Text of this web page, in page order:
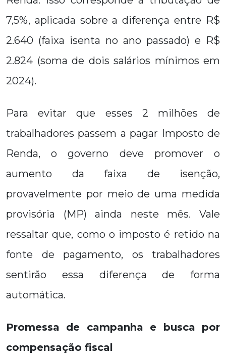
7,5%, aplicada sobre a diferença entre R$
2.640 (faixa isenta no ano passado) e R$
2.824 (soma de dois salários mínimos em
2024).
Para evitar que esses 2 milhões de
trabalhadores passem a pagar Imposto de
Renda, o governo deve promover o
aumento da faixa de isenção,
provavelmente por meio de uma medida
provisória (MP) ainda neste mês. Vale
ressaltar que, como o imposto é retido na
fonte de pagamento, os trabalhadores
sentirão essa diferença de forma
automática.
Promessa de campanha e busca por
compensação fiscal